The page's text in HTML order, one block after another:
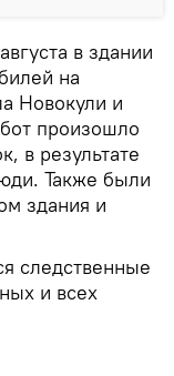
в здании
на
Новокули и
произошло
в результате
Также были
здания и
следственные
и всех